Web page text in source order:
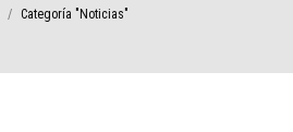
Categoría "Noticias"